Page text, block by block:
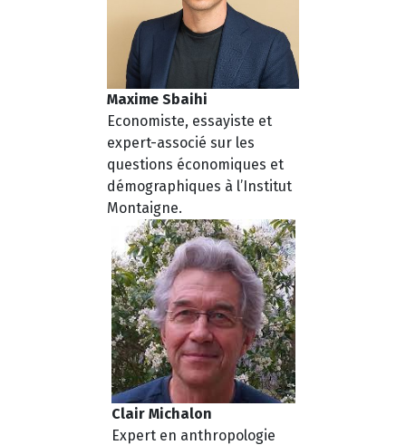
Maxime Sbaihi
Economiste, essayiste et
expert-associé sur les
questions économiques et
démographiques à l’Institut
Montaigne.
Clair Michalon
Expert en anthropologie